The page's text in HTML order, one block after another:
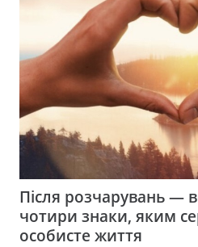
Після розчарувань —
чотири знаки, яким
особисте життя